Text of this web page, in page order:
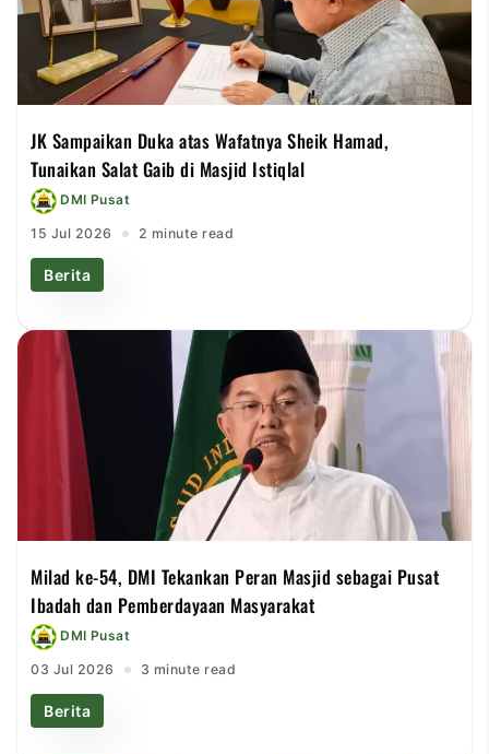
JK Sampaikan Duka atas Wafatnya Sheik Hamad,
Tunaikan Salat Gaib di Masjid Istiqlal
DMI Pusat
15 Jul 2026 2 minute read
Berita
Milad ke-54, DMI Tekankan Peran Masjid sebagai Pusat
Ibadah dan Pemberdayaan Masyarakat
DMI Pusat
03 Jul 2026 3 minute read
Berita